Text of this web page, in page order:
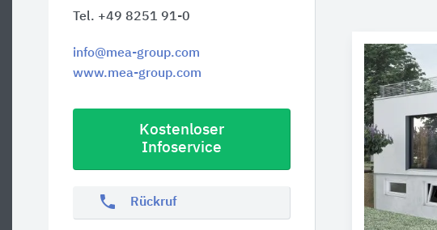
Tel. +49 8251 91-0
info@mea-group.com
www.mea-group.com
Kostenloser
Infoservice
phone Rückruf